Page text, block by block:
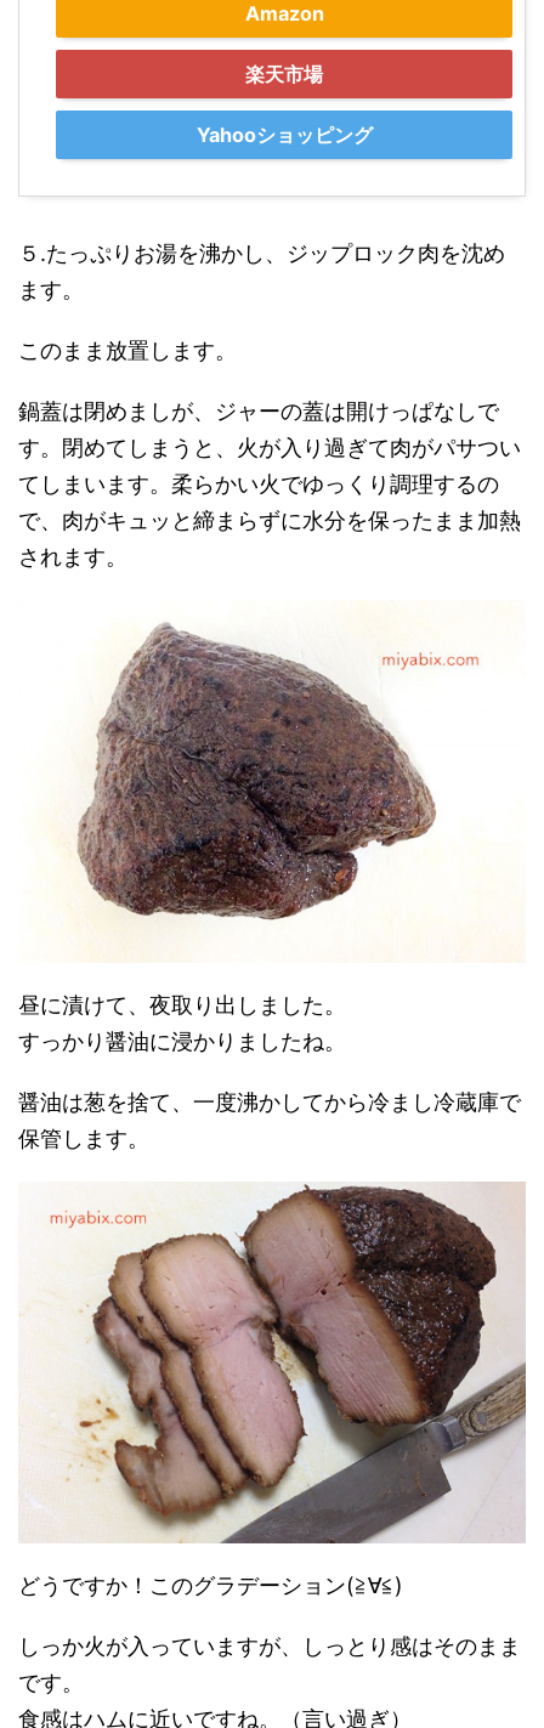
Amazon
楽天市場
Yahooショッピング
５.たっぷりお湯を沸かし、ジップロック肉を沈め
ます。
このまま放置します。
鍋蓋は閉めましが、ジャーの蓋は開けっぱなしで
す。閉めてしまうと、火が入り過ぎて肉がパサつい
てしまいます。柔らかい火でゆっくり調理するの
で、肉がキュッと締まらずに水分を保ったまま加熱
されます。
昼に漬けて、夜取り出しました。
すっかり醤油に浸かりましたね。
醤油は葱を捨て、一度沸かしてから冷まし冷蔵庫で
保管します。
どうですか！このグラデーション(≧∀≦)
しっか火が入っていますが、しっとり感はそのまま
です。
食感はハムに近いですね。（言い過ぎ）